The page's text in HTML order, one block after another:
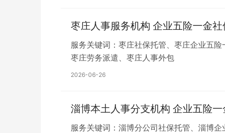
枣庄人事服务机构 企业五险一金
服务关键词：枣庄社保托管、枣庄企业五
枣庄劳务派遣、枣庄人事外包
2026-06-26
淄博本土人事分支机构 企业五险
服务关键词：淄博分公司社保托管、淄博